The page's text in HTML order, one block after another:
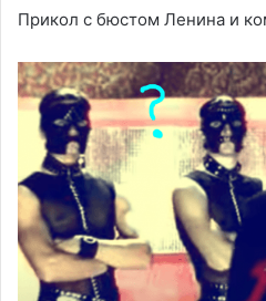
Прикол с бюстом Ленина и